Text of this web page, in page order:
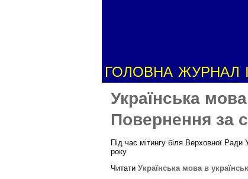
ГОЛОВНА ЖУРНАЛ
Українська
Повернення за
Під час мітингу біля Верховної
року
Читати Українська мова в